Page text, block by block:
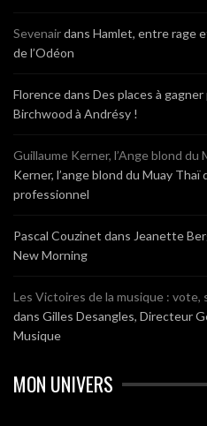
Sevenairdans Hamlet, entre rage
de l’Odéon
Florencedans Des places à
Birchwood à Andrésy !
Guillaume Kerner, l’Ange blond du
Kerner, l’ange blond du Muay
professionnel
Pascal Couzinet dans Jeanette
New Morning
Les Victoires de la musique : vote,
dans Gilles Desangles, Directeur
Musique
MON UNIVERS